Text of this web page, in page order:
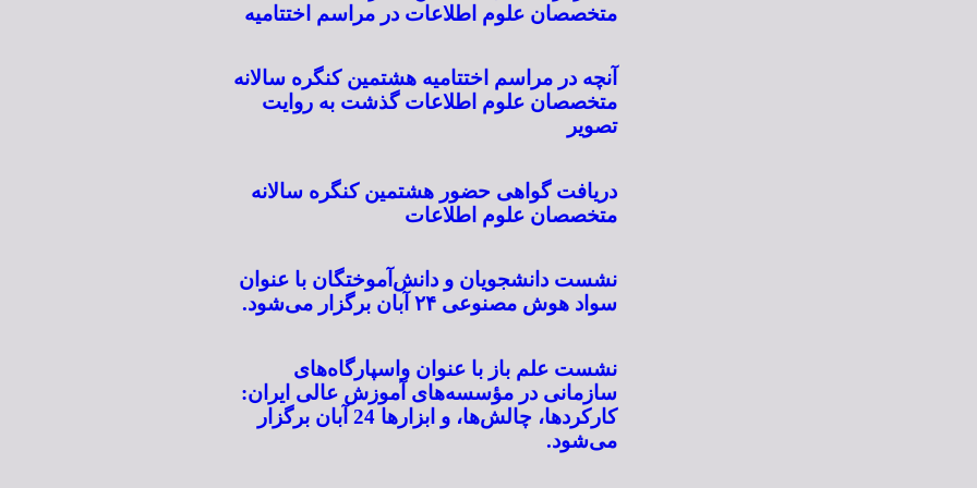
متخصصان علوم اطلاعات در مراسم اختتامیه
آنچه در مراسم اختتامیه هشتمین کنگره سالانه
متخصصان علوم اطلاعات گذشت به روایت
تصویر
دریافت گواهی حضور هشتمین کنگره سالانه
متخصصان علوم اطلاعات
نشست دانشجویان و دانش‌آموختگان با عنوان
سواد هوش مصنوعی ۲۴ آبان برگزار می‌شود.
نشست علم باز با عنوان واسپارگاه‌های
سازمانی در مؤسسه‌های آموزش عالی ایران:
کارکردها، چالش‌ها، و ابزارها 24 آبان برگزار
می‌شود.